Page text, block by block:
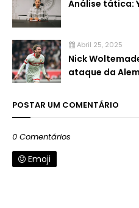
Análise tática:
Abril 25, 2025
Nick
ataque da
POSTAR UM COMENTÁRIO
0 Comentários
Emoji